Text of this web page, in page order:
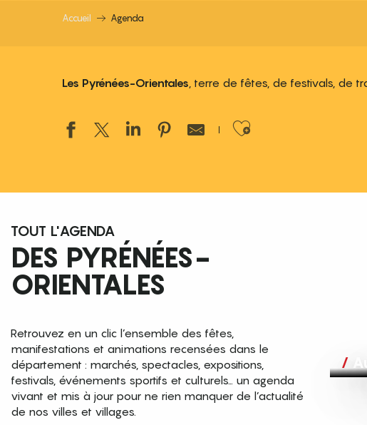
Accueil Agenda
Les Pyrénées-Orientales, terre de fêtes, de festivals, de
Ajouter aux
TOUT L'AGENDA
DES PYRÉNÉES-
ORIENTALES
Retrouvez en un clic l’ensemble des fêtes,
manifestations et animations recensées dans le
département : marchés, spectacles, expositions,
festivals, événements sportifs et culturels… un agenda
vivant et mis à jour pour ne rien manquer de l’actualité
de nos villes et villages.